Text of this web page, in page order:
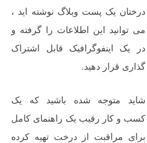
درختان یک پست وبلاگ نوشته اید ،
می توانید این اطلاعات را گرفته و
در یک اینفوگرافیک قابل اشتراک
گذاری قرار دهید.
شاید متوجه شده باشید که یک
کسب و کار رقیب یک راهنمای کامل
برای مراقبت از درخت تهیه کرده